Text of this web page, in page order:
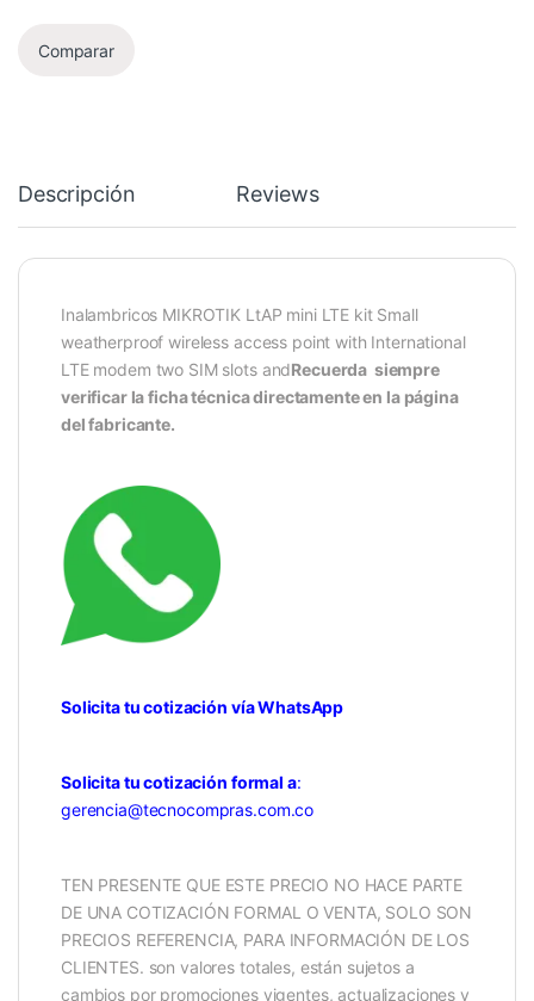
Comparar
Descripción Reviews
Inalambricos MIKROTIK LtAP mini LTE kit Small
weatherproof wireless access point with International
LTE modem two SIM slots andRecuerda siempre
verificar la ficha técnica directamente en la página
del fabricante.
Solicita tu cotización vía WhatsApp
Solicita tu cotización formal a:
gerencia@tecnocompras.com.co
TEN PRESENTE QUE ESTE PRECIO NO HACE PARTE
DE UNA COTIZACIÓN FORMAL O VENTA, SOLO SON
PRECIOS REFERENCIA, PARA INFORMACIÓN DE LOS
CLIENTES. son valores totales, están sujetos a
cambios por promociones vigentes, actualizaciones y